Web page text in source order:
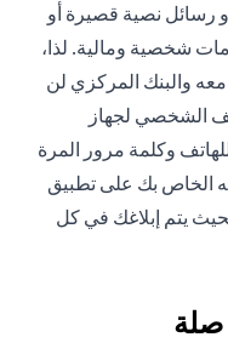
رسائل نصية قصيرة أو
شخصية ومالية. لذا،
والبنك المركزي لن
الشخصي لجهاز
وكلمة مرور المرة
الخاص بك على تطبيق
يتم إبلاغك في كل
صلة